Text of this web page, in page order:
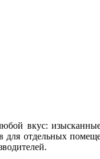
вкус: изысканные
отдельных